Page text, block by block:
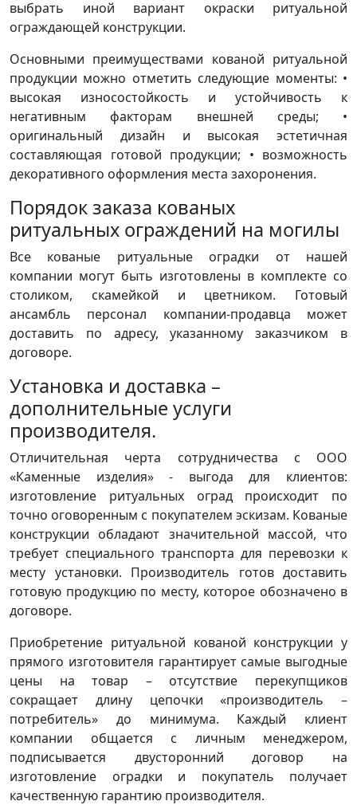
выбрать иной вариант окраски ритуальной
ограждающей конструкции.
Основными преимуществами кованой ритуальной
продукции можно отметить следующие моменты: •
высокая износостойкость и устойчивость к
негативным факторам внешней среды; •
оригинальный дизайн и высокая эстетичная
составляющая готовой продукции; • возможность
декоративного оформления места захоронения.
Порядок заказа кованых
ритуальных ограждений на могилы
Все кованые ритуальные оградки от нашей
компании могут быть изготовлены в комплекте со
столиком, скамейкой и цветником. Готовый
ансамбль персонал компании-продавца может
доставить по адресу, указанному заказчиком в
договоре.
Установка и доставка –
дополнительные услуги
производителя.
Отличительная черта сотрудничества с ООО
«Каменные изделия» - выгода для клиентов:
изготовление ритуальных оград происходит по
точно оговоренным с покупателем эскизам. Кованые
конструкции обладают значительной массой, что
требует специального транспорта для перевозки к
месту установки. Производитель готов доставить
готовую продукцию по месту, которое обозначено в
договоре.
Приобретение ритуальной кованой конструкции у
прямого изготовителя гарантирует самые выгодные
цены на товар – отсутствие перекупщиков
сокращает длину цепочки «производитель –
потребитель» до минимума. Каждый клиент
компании общается с личным менеджером,
подписывается двусторонний договор на
изготовление оградки и покупатель получает
качественную гарантию производителя.